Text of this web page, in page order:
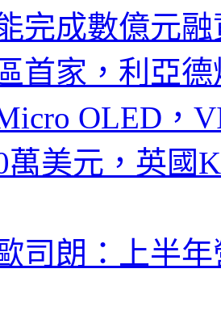
完成數億元
首家，利亞
OLED，
萬美元，英國
司朗：上半